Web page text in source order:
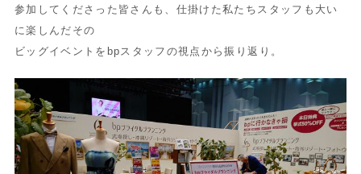
参加してくださった皆さんも、 仕掛けた私たちスタッフも大い
に楽しんだその
ビッグイベントをbpスタッフの視点から振り返り。